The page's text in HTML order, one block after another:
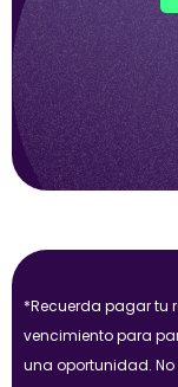
*Recuerda pagar tu
vencimiento para
una oportunidad.